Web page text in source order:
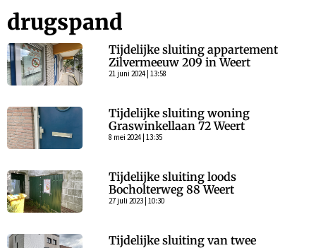
drugspand
Tijdelijke sluiting appartement
Zilvermeeuw 209 in Weert
21 juni 2024 | 13:58
Tijdelijke sluiting woning
Graswinkellaan 72 Weert
8 mei 2024 | 13:35
Tijdelijke sluiting loods
Bocholterweg 88 Weert
27 juli 2023 | 10:30
Tijdelijke sluiting van twee